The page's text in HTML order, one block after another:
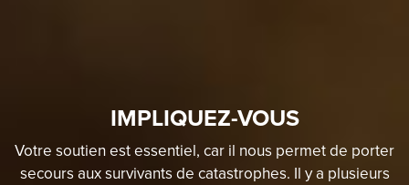
IMPLIQUEZ-VOUS
Votre soutien est essentiel, car il nous permet de porter
secours aux survivants de catastrophes. Il y a plusieurs